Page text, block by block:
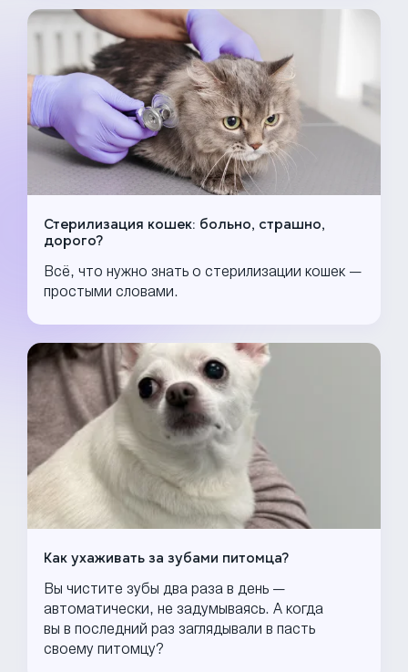
Стерилизация кошек: больно, страшно,
дорого?
Всё, что нужно знать о стерилизации кошек —
простыми словами.
Как ухаживать за зубами питомца?
Вы чистите зубы два раза в день —
автоматически, не задумываясь. А когда
вы в последний раз заглядывали в пасть
своему питомцу?